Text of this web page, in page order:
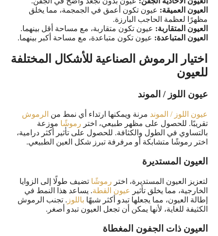
العيون العميقة: عيون تكون أعمق في الجمجمة، مما يخلق
مظهرًا لعظمة الحاجب البارزة.
العيون المتقاربة: عيون تكون متقاربة، مع مساحة أقل بينهما.
العيون المتباعدة: عيون تكون متباعدة، مع مساحة أكبر بينهما.
اختيار الرموش الصناعية للأشكال المختلفة
للعيون
عيون اللوز / الموند
عيون اللوز / الموند مرنة ويمكنها ارتداء أي نمط من الرموش
تقريبًا. للحصول على مظهر طبيعي، اختر رموشًا موزعة
بالتساوي في الطول والكثافة. للحصول على تأثير أكثر درامية،
اختر رموشًا متشابكة أو مرفرفة تبرز شكل العين الطبيعي.
العيون المستديرة
لتعزيز العيون المستديرة، اختر رموشًا تضيف طولًا إلى الزوايا
الخارجية، مما يخلق تأثير
عيون القطة. يساعد هذا النمط في
إطالة العيون، مما يجعلها تبدو أكثر شبهًا باللوز . تجنب الرموش
الكثيفة للغاية، لأنها يمكن أن تجعل العيون تبدو أصغر.
العيون ذات الجفون المغطاة